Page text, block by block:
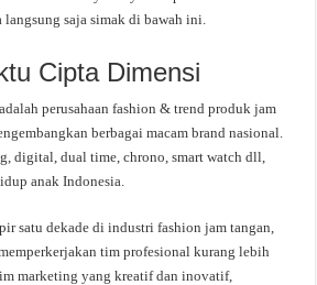
saja simak di bawah ini.
Cipta Dimensi
perusahaan fashion & trend produk jam
berbagai macam brand nasional.
digital, dual time, chrono, smart watch dll,
anak Indonesia.
satu dekade di industri fashion jam tangan,
tim profesional kurang lebih
marketing yang kreatif dan inovatif,